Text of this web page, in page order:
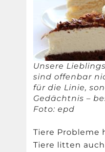
Unsere
sind offenbar
für die Linie,
Gedächtnis –
Foto: epd
Tiere Probleme
Tiere litten